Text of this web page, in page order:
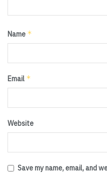
Name *
Email *
Website
Save my name, email, and